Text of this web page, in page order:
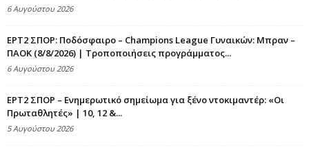
6 Αυγούστου 2026
ΕΡΤ2 ΣΠΟΡ: Ποδόσφαιρο – Champions League Γυναικών: Μπραν –
ΠΑΟΚ (8/8/2026) | Τροποποιήσεις προγράμματος...
6 Αυγούστου 2026
ΕΡΤ2 ΣΠΟΡ – Ενημερωτικό σημείωμα για ξένο ντοκιμαντέρ: «Οι
Πρωταθλητές» | 10, 12 &...
5 Αυγούστου 2026